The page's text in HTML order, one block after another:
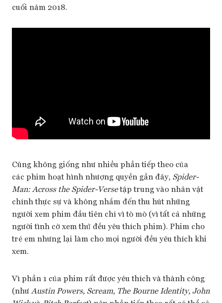
cuối năm 2018.
Cũng không giống như nhiều phần tiếp theo của
các phim hoạt hình nhượng quyền gần đây, Spider-
Man: Across the Spider-Versetập trung vào nhân vật
chính thực sự và không nhắm đến thu hút những
người xem phim đầu tiên chỉ vì tò mò (vì tất cả những
người tình cờ xem thử đều yêu thích phim). Phim cho
trẻ em nhưng lại làm cho mọi người đều yêu thích khi
xem.
Vì phần 1 của phim rất được yêu thích và thành công
(như Austin Powers, Scream, The Bourne Identity, John